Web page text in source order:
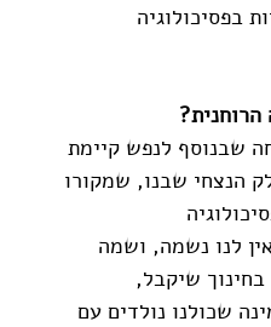
בפסיכולוגיה
הרוחנית?
שבנוסף לנפש קיימת
הנצחי שבנו, שמקורו
לנו נשמה, ושמה
בחינוך שיקבל,
שכולנו נולדים עם